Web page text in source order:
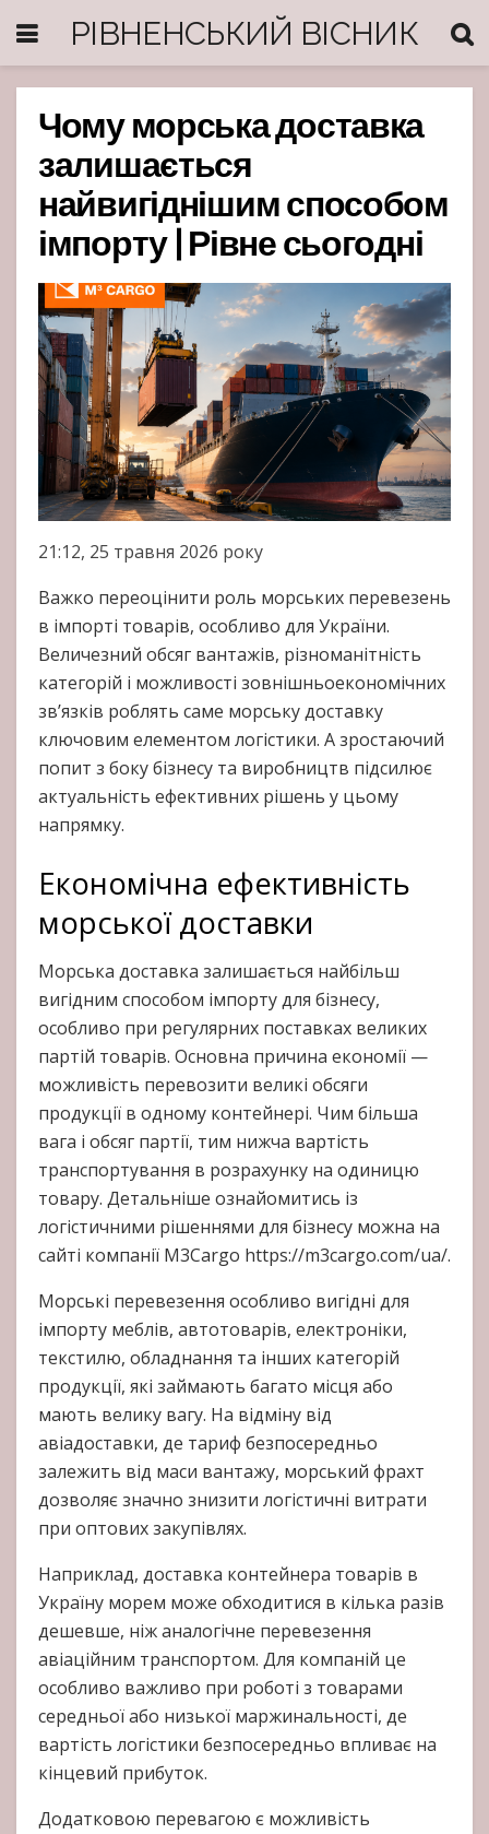
РІВНЕНСЬКИЙ ВІСНИК
Чому морська доставка
залишається
найвигіднішим способом
імпорту | Рівне сьогодні
21:12, 25 травня 2026 року
Важко переоцінити роль морських перевезень
в імпорті товарів, особливо для України.
Величезний обсяг вантажів, різноманітність
категорій і можливості зовнішньоекономічних
зв’язків роблять саме морську доставку
ключовим елементом логістики. А зростаючий
попит з боку бізнесу та виробництв підсилює
актуальність ефективних рішень у цьому
напрямку.
Економічна ефективність
морської доставки
Морська доставка залишається найбільш
вигідним способом імпорту для бізнесу,
особливо при регулярних поставках великих
партій товарів. Основна причина економії —
можливість перевозити великі обсяги
продукції в одному контейнері. Чим більша
вага і обсяг партії, тим нижча вартість
транспортування в розрахунку на одиницю
товару. Детальніше ознайомитись із
логістичними рішеннями для бізнесу можна на
сайті компанії M3Cargo https://m3cargo.com/ua/.
Морські перевезення особливо вигідні для
імпорту меблів, автотоварів, електроніки,
текстилю, обладнання та інших категорій
продукції, які займають багато місця або
мають велику вагу. На відміну від
авіадоставки, де тариф безпосередньо
залежить від маси вантажу, морський фрахт
дозволяє значно знизити логістичні витрати
при оптових закупівлях.
Наприклад, доставка контейнера товарів в
Україну морем може обходитися в кілька разів
дешевше, ніж аналогічне перевезення
авіаційним транспортом. Для компаній це
особливо важливо при роботі з товарами
середньої або низької маржинальності, де
вартість логістики безпосередньо впливає на
кінцевий прибуток.
Додатковою перевагою є можливість